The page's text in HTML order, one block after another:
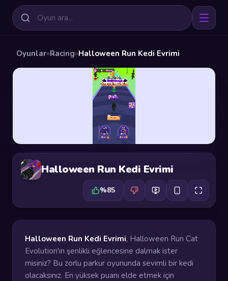
Oyunlar»Racing»Halloween Run Kedi Evrimi
Halloween Run Kedi Evrimi
%85
Halloween Run Kedi Evrimi, Halloween Run Cat
Evolution'ın şenlikli eğlencesine dalmak ister
misiniz? Bu zorlu parkur oyununda sevimli bir kedi
olacaksınız. En yüksek puanı elde etmek için